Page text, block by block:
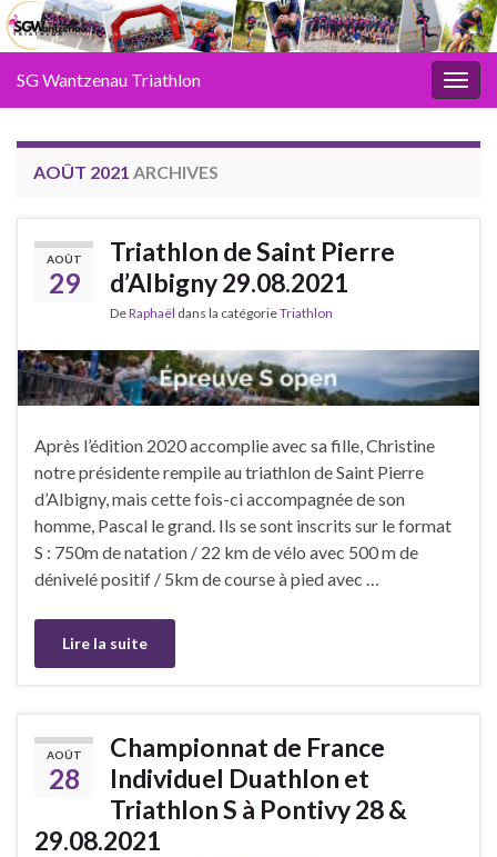
SG Wantzenau Triathlon
AOÛT 2021 ARCHIVES
AOÛT
29
Triathlon de Saint Pierre
d’Albigny 29.08.2021
DeRaphaël dans la catégorieTriathlon
Après l’édition 2020 accomplie avec sa fille, Christine
notre présidente rempile au triathlon de Saint Pierre
d’Albigny, mais cette fois-ci accompagnée de son
homme, Pascal le grand. Ils se sont inscrits sur le format
S : 750m de natation / 22 km de vélo avec 500 m de
dénivelé positif / 5km de course à pied avec …
Lire la suite
AOÛT
28
Championnat de France
Individuel Duathlon et
Triathlon S à Pontivy 28 &
29.08.2021